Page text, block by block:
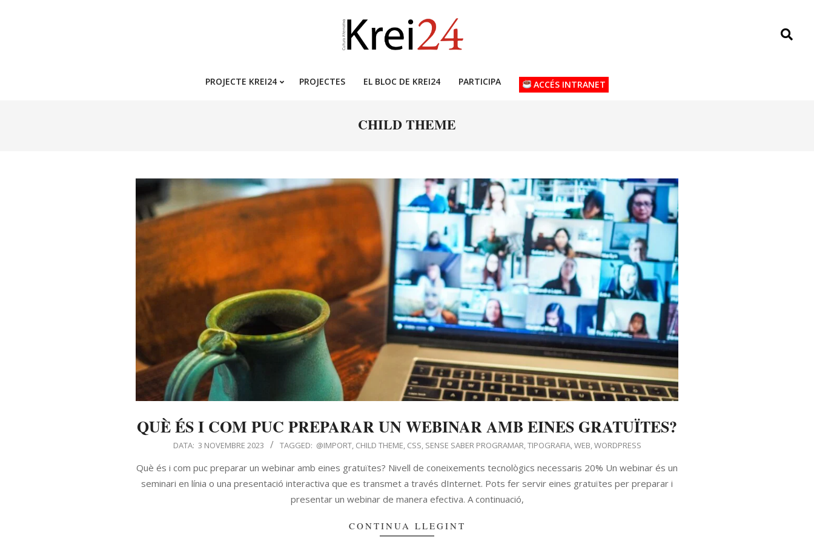
PROJECTE KREI24 PROJECTES EL BLOC DE KREI24 PARTICIPA ACCÉS INTRANET
CHILD THEME
QUÈ ÉS I COM PUC PREPARAR UN WEBINAR AMB EINES GRATUÏTES?
DATA: 3 NOVEMBRE 2023 TAGGED: @IMPORT, CHILD THEME, CSS, SENSE SABER PROGRAMAR,TIPOGRAFIA,WEB,WORDPRESS
Què és i com puc preparar un webinar amb eines gratuïtes? Nivell de coneixements tecnològics necessaris 20% Un webinar és un
seminari en línia o una presentació interactiva que es transmet a través dInternet. Pots fer servir eines gratuïtes per preparar i
presentar un webinar de manera efectiva. A continuació,
CONTINUA LLEGINT